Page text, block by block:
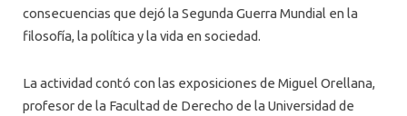
consecuencias que dejó la Segunda Guerra Mundial en la
filosofía, la política y la vida en sociedad.
La actividad contó con las exposiciones de Miguel Orellana,
profesor de la Facultad de Derecho de la Universidad de